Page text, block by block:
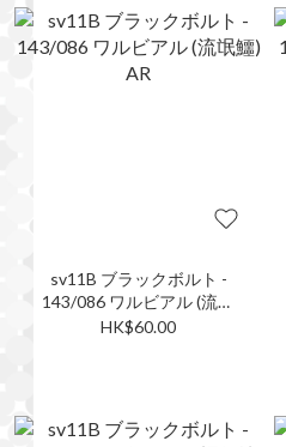
sv11B ブラックボルト -
143/086 ワルビアル (流氓
鱷) AR
HK$60.00